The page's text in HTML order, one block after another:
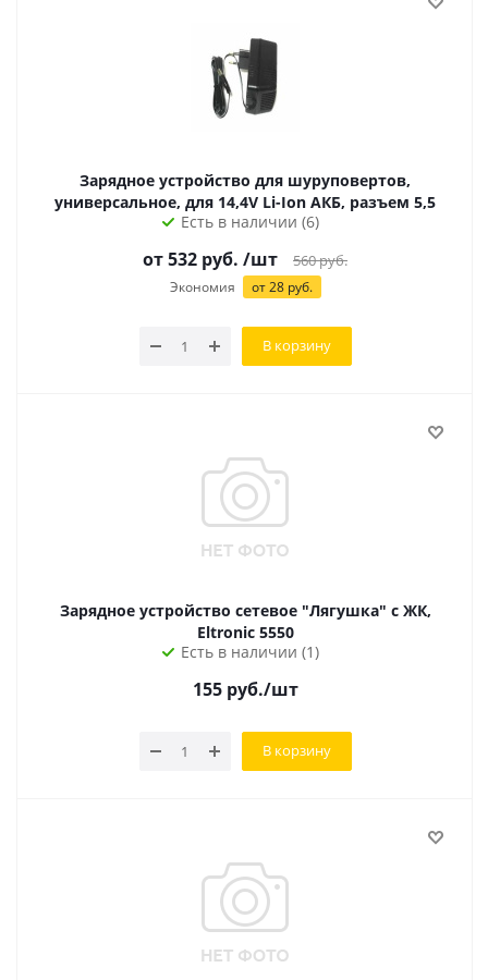
Зарядное устройство для шуруповертов,
универсальное, для 14,4V Li-Ion АКБ, разъем 5,5
Есть в наличии (6)
от532 руб. /шт 560руб.
Экономия от28руб.
В корзину
Зарядное устройство сетевое "Лягушка" с ЖК,
Eltronic 5550
Есть в наличии (1)
155руб./шт
В корзину